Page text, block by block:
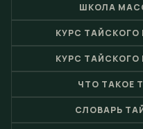
ШКОЛА
КУРС ТАЙСКОГО
КУРС ТАЙСКОГО
ЧТО ТАКОЕ
СЛОВАРЬ